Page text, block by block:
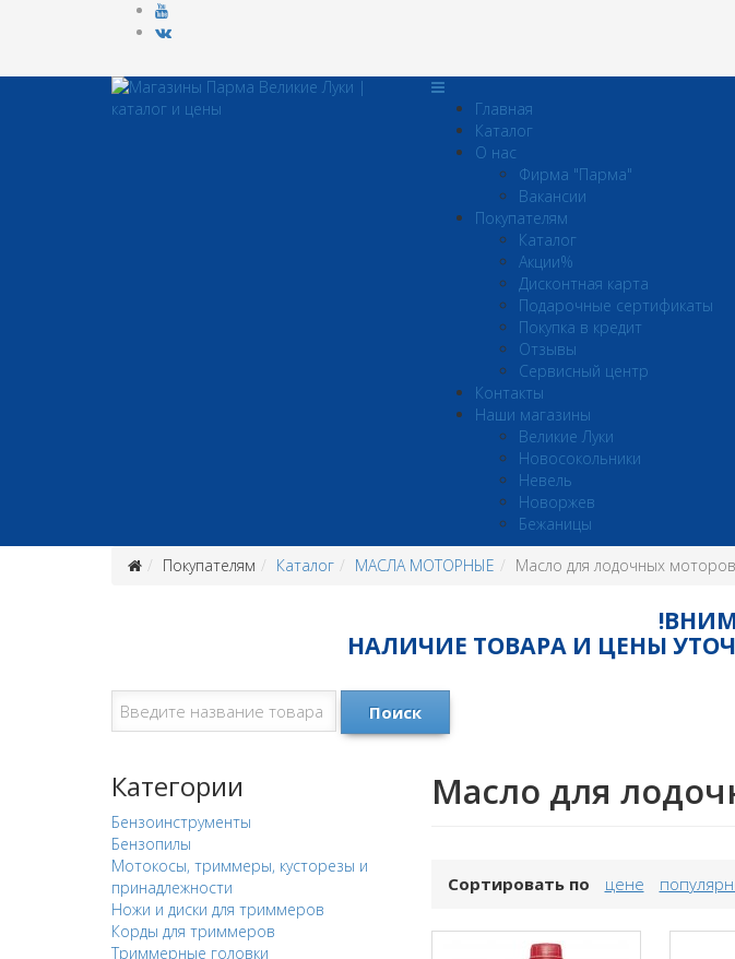
Главная
Каталог
О нас
Фирма "Парма"
Вакансии
Покупателям
Каталог
Акции%
Дисконтная карта
Подарочные сертификаты
Покупка в кредит
Отзывы
Сервисный центр
Контакты
Наши магазины
Великие Луки
Новосокольники
Невель
Новоржев
Бежаницы
Покупателям
Каталог МАСЛА МОТОРНЫЕ Масло для лодочных моторов
НАЛИЧИЕ ТОВАРА И ЦЕНЫ
Поиск
Категории
Бензоинструменты
Бензопилы
Мотокосы, триммеры, кусторезы и
принадлежности
Ножи и диски для триммеров
Корды для триммеров
Триммерные головки
Масло для
Сортировать по цене